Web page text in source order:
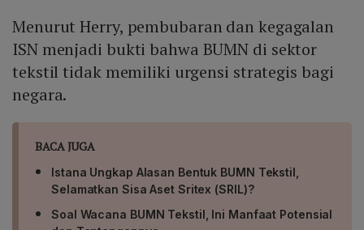
Menurut Herry, pembubaran dan kegagalan
ISN menjadi bukti bahwa BUMN di sektor
tekstil tidak memiliki urgensi strategis bagi
negara.
BACA JUGA
Istana Ungkap Alasan Bentuk BUMN Tekstil,
Selamatkan Sisa Aset Sritex (SRIL)?
Soal Wacana BUMN Tekstil, Ini Manfaat Potensial